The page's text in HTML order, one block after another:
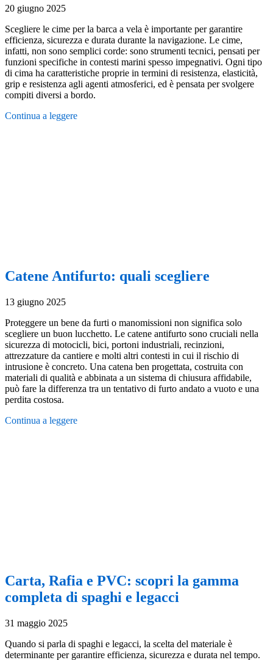
20 giugno 2025
Scegliere le cime per la barca a vela è importante per garantire
efficienza, sicurezza e durata durante la navigazione. Le cime,
infatti, non sono semplici corde: sono strumenti tecnici, pensati per
funzioni specifiche in contesti marini spesso impegnativi. Ogni tipo
di cima ha caratteristiche proprie in termini di resistenza, elasticità,
grip e resistenza agli agenti atmosferici, ed è pensata per svolgere
compiti diversi a bordo.
Continua a leggere
Catene Antifurto: quali scegliere
13 giugno 2025
Proteggere un bene da furti o manomissioni non significa solo
scegliere un buon lucchetto. Le catene antifurto sono cruciali nella
sicurezza di motocicli, bici, portoni industriali, recinzioni,
attrezzature da cantiere e molti altri contesti in cui il rischio di
intrusione è concreto. Una catena ben progettata, costruita con
materiali di qualità e abbinata a un sistema di chiusura affidabile,
può fare la differenza tra un tentativo di furto andato a vuoto e una
perdita costosa.
Continua a leggere
Carta, Rafia e PVC: scopri la gamma
completa di spaghi e legacci
31 maggio 2025
Quando si parla di spaghi e legacci, la scelta del materiale è
determinante per garantire efficienza, sicurezza e durata nel tempo.